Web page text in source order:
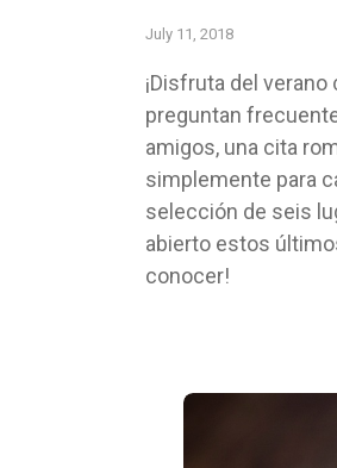
July 11, 2018
¡Disfruta del
preguntan
amigos, una cita
simplemente para
selección de seis
abierto estos
conocer!